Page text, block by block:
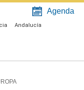
Agenda
Andalucía